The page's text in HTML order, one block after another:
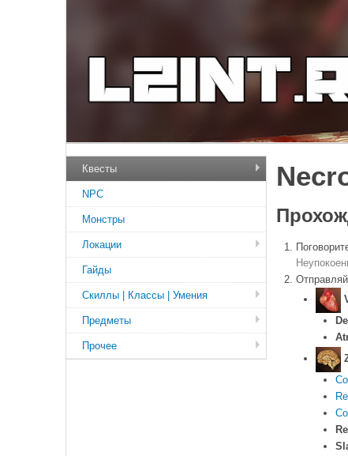
Квесты
NPC
Монстры
Локации
Гайды
Скиллы | Классы | Умения
Предметы
Прочее